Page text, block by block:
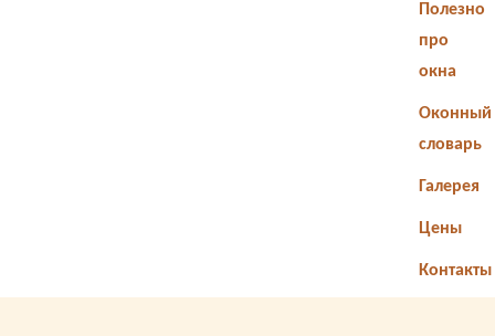
Полезно
про
окна
Оконный
словарь
Галерея
Цены
Контакты